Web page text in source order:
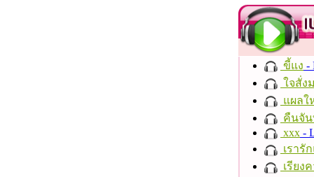
ขี้แง -
ใจสั่ง
แผลใ
คืนจั
xxx -
เรารั
เรียง